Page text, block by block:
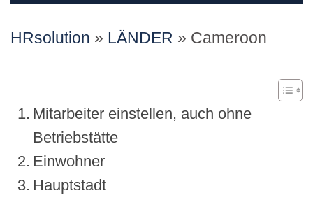
HRsolution » LÄNDER » Cameroon
Mitarbeiter einstellen, auch ohne
Betriebstätte
Einwohner
Hauptstadt